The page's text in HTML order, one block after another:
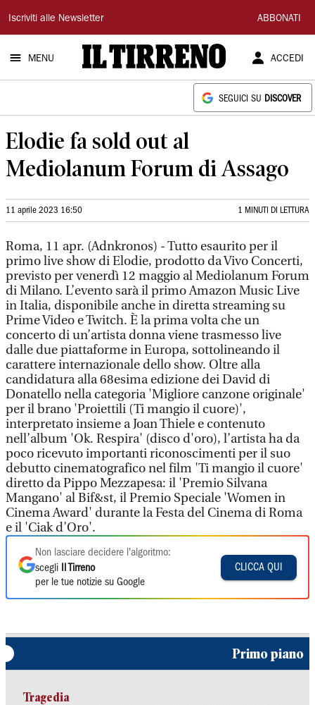
Il
Tirreno
Iscriviti alle Newsletter ABBONATI
MENU ACCEDI
SEGUICI SU DISCOVER
Elodie fa sold out al
Mediolanum Forum di Assago
11 aprile 2023 16:50 1 MINUTI DI LETTURA
Roma, 11 apr. (Adnkronos) - Tutto esaurito per il
primo live show di Elodie, prodotto da Vivo Concerti,
previsto per venerdì 12 maggio al Mediolanum Forum
di Milano. L’evento sarà il primo Amazon Music Live
in Italia, disponibile anche in diretta streaming su
Prime Video e Twitch. È la prima volta che un
concerto di un’artista donna viene trasmesso live
dalle due piattaforme in Europa, sottolineando il
carattere internazionale dello show. Oltre alla
candidatura alla 68esima edizione dei David di
Donatello nella categoria 'Migliore canzone originale'
per il brano 'Proiettili (Ti mangio il cuore)',
interpretato insieme a Joan Thiele e contenuto
nell’album 'Ok. Respira' (disco d'oro), l’artista ha da
poco ricevuto importanti riconoscimenti per il suo
debutto cinematografico nel film 'Ti mangio il cuore'
diretto da Pippo Mezzapesa: il 'Premio Silvana
Mangano' al Bif&st, il Premio Speciale 'Women in
Cinema Award' durante la Festa del Cinema di Roma
e il 'Ciak d’Oro'.
Non lasciare decidere l'algoritmo:
scegli
Il Tirreno
per le tue notizie su Google
CLICCA QUI
Primo piano
Tragedia